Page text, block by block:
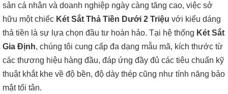
sản cá nhân và doanh nghiệp ngày càng tăng cao, việc sở
hữu một chiếc Két Sắt Thả Tiền Dưới 2 Triệu với kiểu dáng
thả tiền là sự lựa chọn đầu tư hoàn hảo. Tại hệ thống Két Sắt
Gia Định, chúng tôi cung cấp đa dạng mẫu mã, kích thước từ
các thương hiệu hàng đầu, đáp ứng đầy đủ các tiêu chuẩn kỹ
thuật khắt khe về độ bền, độ dày thép cũng như tính năng bảo
mật tối tân.